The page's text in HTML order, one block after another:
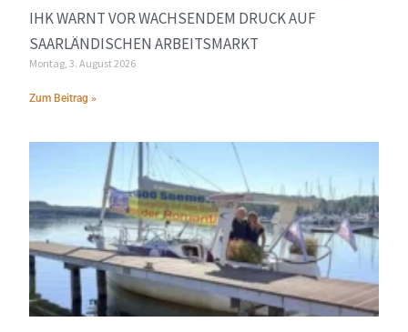
IHK WARNT VOR WACHSENDEM DRUCK AUF
SAARLÄNDISCHEN ARBEITSMARKT
Montag, 3. August 2026
Zum Beitrag »